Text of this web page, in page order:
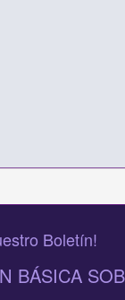
Boletín!
BÁSICA